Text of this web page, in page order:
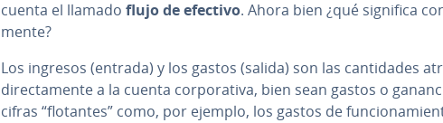
cuenta el llamado flujo de efectivo. Ahora bien ¿qué significa
me­n­te?
Los ingresos (entrada) y los gastos (salida) son las ca­n­ti­da­des
di­re­c­ta­me­n­te a la cuenta co­r­po­ra­ti­va, bien sean gastos o
cifras “flotantes” como, por ejemplo, los gastos de